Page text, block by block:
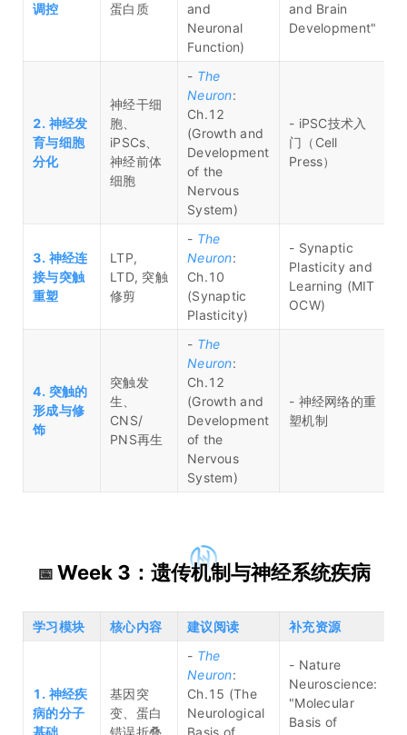
调控
蛋白质
and
Neuronal
Function)
and Brain
Development"
2. 神经发
育与细胞
分化
神经干细
胞、
iPSCs、
神经前体
细胞
- The
Neuron:
Ch.12
(Growth and
Development
of the
Nervous
System)
- iPSC技术入
门（Cell
Press）
3. 神经连
接与突触
重塑
LTP,
LTD, 突触
修剪
- The
Neuron:
Ch.10
(Synaptic
Plasticity)
- Synaptic
Plasticity and
Learning (MIT
OCW)
4. 突触的
形成与修
饰
突触发
生、
CNS/
PNS再生
- The
Neuron:
Ch.12
(Growth and
Development
of the
Nervous
System)
- 神经网络的重
塑机制
📅 Week 3：遗传机制与神经系统疾病
学习模块 核心内容 建议阅读 补充资源
1. 神经疾
病的分子
基础
基因突
变、蛋白
错误折叠
- The
Neuron:
Ch.15 (The
Neurological
Basis of
- Nature
Neuroscience:
"Molecular
Basis of